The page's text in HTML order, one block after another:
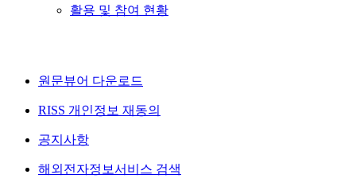
활용 및 참여 현황
원문뷰어 다운로드
RISS 개인정보 재동의
공지사항
해외전자정보서비스 검색